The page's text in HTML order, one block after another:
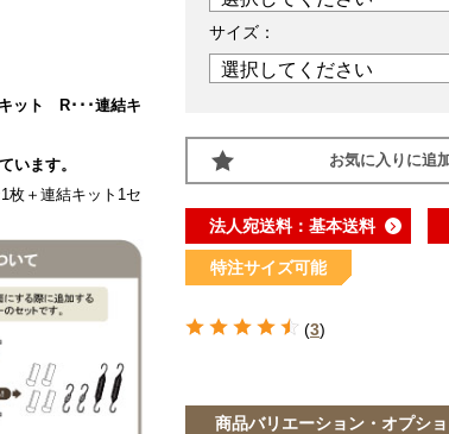
ット R･･･連結キ
ます。
＋連結キット1セ
サイズ：
お気に入りに追
法人宛送料：基本送料
特注サイズ可能
(3)
商品バリエーション・オプシ